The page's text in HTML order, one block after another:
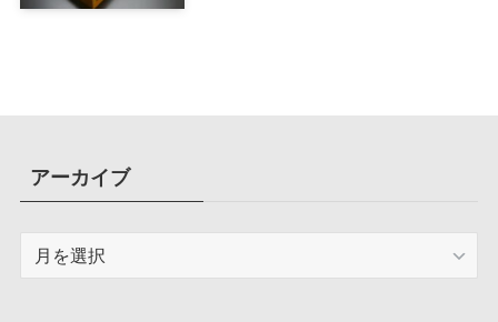
アーカイブ